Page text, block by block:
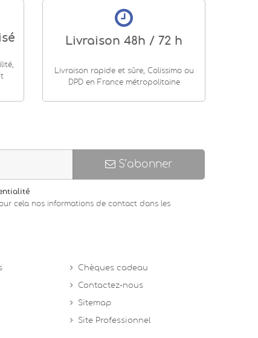
Livraison 48h / 72 h
Livraison rapide et sûre, Colissimo ou
DPD en France métropolitaine
S’abonner
cela nos informations de contact dans les
Chèques cadeau
Contactez-nous
Sitemap
Site Professionnel